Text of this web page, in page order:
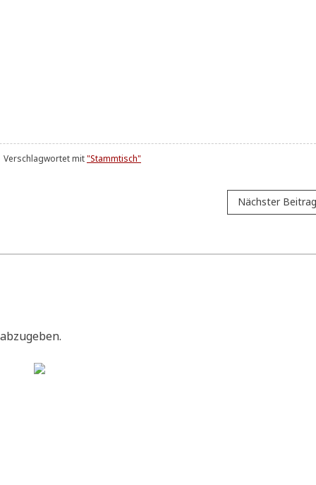
Verschlagwortet mit"Stammtisch"
Nächster Beitrag